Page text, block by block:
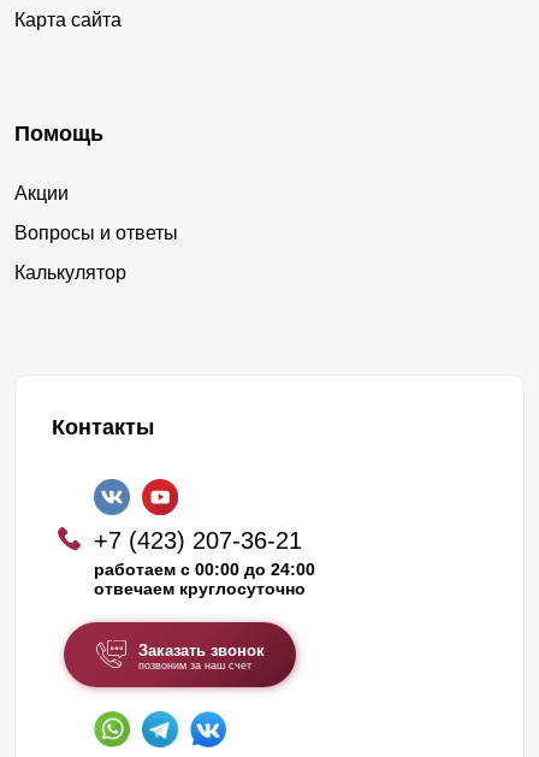
Карта сайта
Помощь
Акции
Вопросы и ответы
Калькулятор
Контакты
+7 (423) 207-36-21
работаем с 00:00 до 24:00
отвечаем круглосуточно
Заказать звонок
позвоним за наш счет